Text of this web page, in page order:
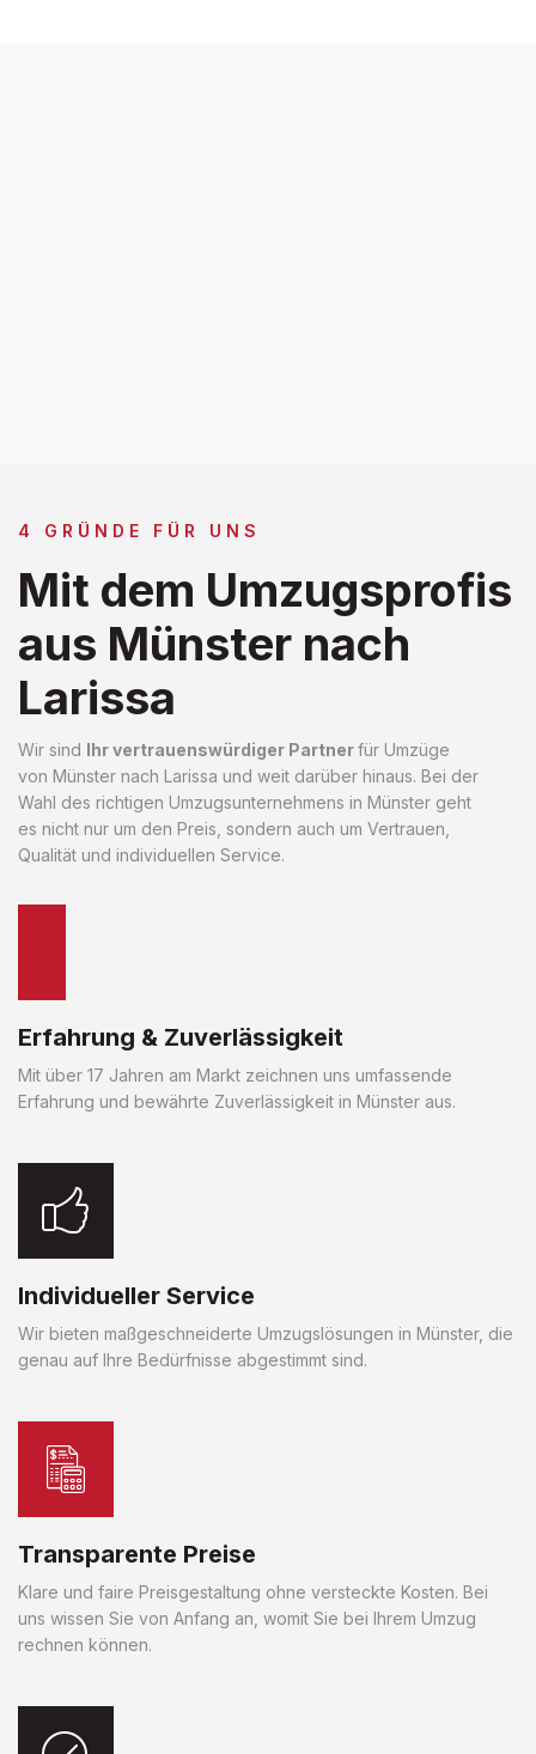
4 GRÜNDE FÜR UNS
Mit dem Umzugsprofis
aus Münster nach
Larissa
Wir sind Ihr vertrauenswürdiger Partnerfür Umzüge
von Münster nach Larissa und weit darüber hinaus. Bei der
Wahl des richtigen Umzugsunternehmens in Münster geht
es nicht nur um den Preis, sondern auch um Vertrauen,
Qualität und individuellen Service.
Erfahrung & Zuverlässigkeit
Mit über 17 Jahren am Markt zeichnen uns umfassende
Erfahrung und bewährte Zuverlässigkeit in Münster aus.
Individueller Service
Wir bieten maßgeschneiderte Umzugslösungen in Münster, die
genau auf Ihre Bedürfnisse abgestimmt sind.
Transparente Preise
Klare und faire Preisgestaltung ohne versteckte Kosten. Bei
uns wissen Sie von Anfang an, womit Sie bei Ihrem Umzug
rechnen können.